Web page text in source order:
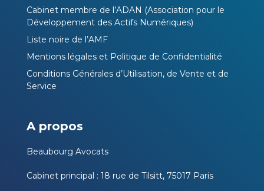
Cabinet membre de l’ADAN (Association pour le
Développement des Actifs Numériques)
Liste noire de l’AMF
Mentions légales et Politique de Confidentialité
Conditions Générales d’Utilisation, de Vente et de
Service
A propos
Beaubourg Avocats
Cabinet principal : 18 rue de Tilsitt, 75017 Paris